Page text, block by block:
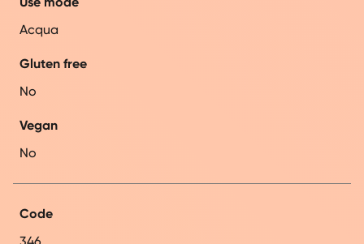
Acqua
Gluten free
No
Vegan
No
Code
346